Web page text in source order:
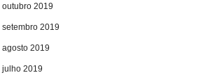
outubro 2019
setembro 2019
agosto 2019
julho 2019